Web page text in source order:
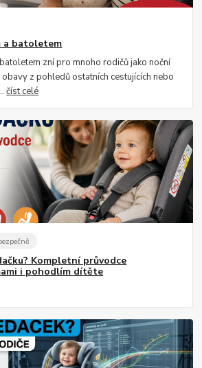
a batoletem
zní pro mnoho rodičů jako noční
z pohledů ostatních cestujících nebo
číst celé
Kompletní průvodce
i pohodlím dítěte